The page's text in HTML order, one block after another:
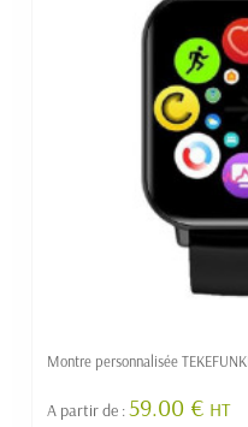
Montre personnalisée
A partir de :59.00 € HT